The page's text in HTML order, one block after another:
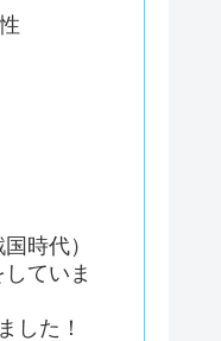
時代）
ていま
した！